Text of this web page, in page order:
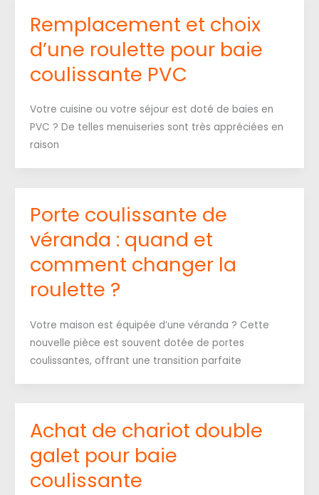
Remplacement et choix
d’une roulette pour baie
coulissante PVC
Votre cuisine ou votre séjour est doté de baies en
PVC ? De telles menuiseries sont très appréciées en
raison
Porte coulissante de
véranda : quand et
comment changer la
roulette ?
Votre maison est équipée d’une véranda ? Cette
nouvelle pièce est souvent dotée de portes
coulissantes, offrant une transition parfaite
Achat de chariot double
galet pour baie
coulissante